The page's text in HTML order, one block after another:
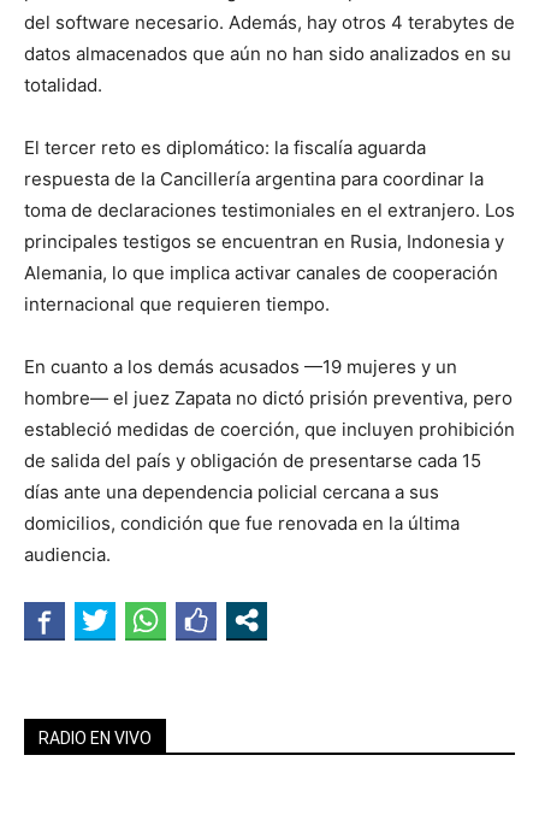
del software necesario. Además, hay otros 4 terabytes de
datos almacenados que aún no han sido analizados en su
totalidad.
El tercer reto es diplomático: la fiscalía aguarda
respuesta de la Cancillería argentina para coordinar la
toma de declaraciones testimoniales en el extranjero. Los
principales testigos se encuentran en Rusia, Indonesia y
Alemania, lo que implica activar canales de cooperación
internacional que requieren tiempo.
En cuanto a los demás acusados —19 mujeres y un
hombre— el juez Zapata no dictó prisión preventiva, pero
estableció medidas de coerción, que incluyen prohibición
de salida del país y obligación de presentarse cada 15
días ante una dependencia policial cercana a sus
domicilios, condición que fue renovada en la última
audiencia.
RADIO EN VIVO